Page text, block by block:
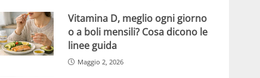
Vitamina D, meglio ogni giorno
o a boli mensili? Cosa dicono le
linee guida
Maggio 2, 2026